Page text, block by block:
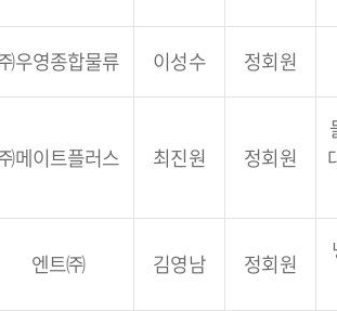
우영종합물류 이성수 정회원
메이트플러스 최진원 정회원
엔트㈜ 김영남 정회원